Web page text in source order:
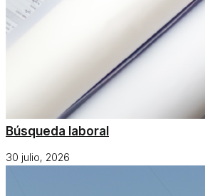
Búsqueda laboral
30 julio, 2026